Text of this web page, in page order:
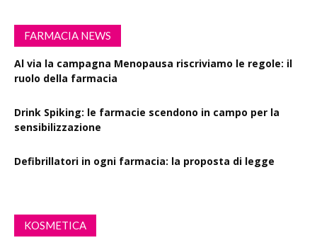
FARMACIA NEWS
Al via la campagna Menopausa riscriviamo le regole: il
ruolo della farmacia
Drink Spiking: le farmacie scendono in campo per la
sensibilizzazione
Defibrillatori in ogni farmacia: la proposta di legge
KOSMETICA